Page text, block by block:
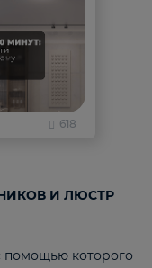
618
И ЛЮСТР
помощью которого